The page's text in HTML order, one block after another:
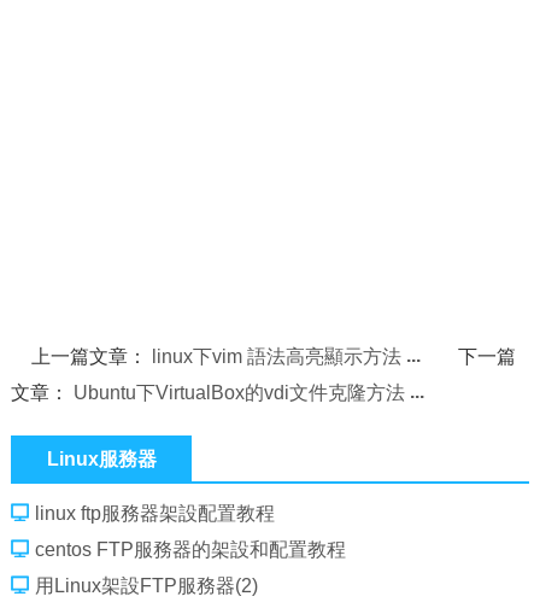
上一篇文章： linux下vim 語法高亮顯示方法
下一篇
文章： Ubuntu下VirtualBox的vdi文件克隆方法
Linux服務器
linux ftp服務器架設配置教程
centos FTP服務器的架設和配置教程
用Linux架設FTP服務器(2)